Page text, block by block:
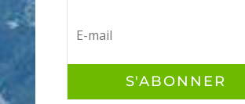
S'ABONNER